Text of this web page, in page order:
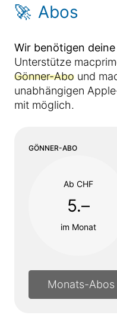
🚀 Abos
Wir benötigen
Unterstütze
Gönner-Abo und
unabhängigen
mit möglich.
GÖNNER-ABO
Ab CHF
5.–
im Monat
Monats-Abos